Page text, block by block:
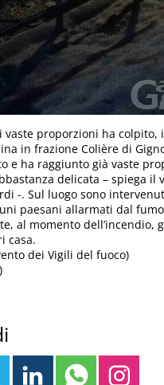
vaste proporzioni ha colpito,
in frazione Colière di
e ha raggiunto già vaste
delicata – spiega il
-. Sul luogo sono
paesani allarmati dal
al momento dell’incendio,
casa.
dei Vigili del fuoco)